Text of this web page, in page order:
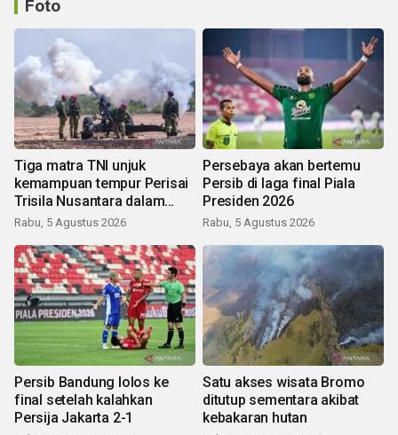
Foto
Tiga matra TNI unjuk
kemampuan tempur Perisai
Trisila Nusantara dalam
latihan di Kepri
Rabu, 5 Agustus 2026
Persebaya akan bertemu
Persib di laga final Piala
Presiden 2026
Rabu, 5 Agustus 2026
Persib Bandung lolos ke
final setelah kalahkan
Persija Jakarta 2-1
Satu akses wisata Bromo
ditutup sementara akibat
kebakaran hutan